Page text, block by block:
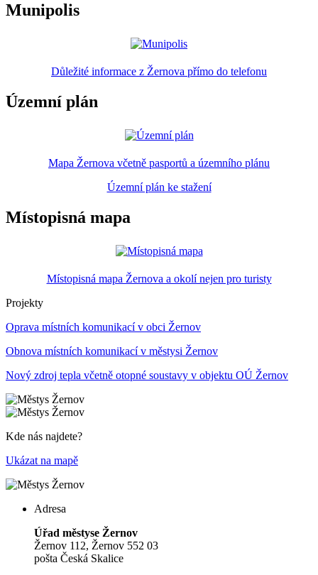
Munipolis
Důležité informace z Žernova přímo do telefonu
Územní plán
Mapa Žernova včetně pasportů a územního plánu
Územní plán ke stažení
Místopisná mapa
Místopisná mapa Žernova a okolí nejen pro turisty
Projekty
Oprava místních komunikací v obci Žernov
Obnova místních komunikací v městysi Žernov
Nový zdroj tepla včetně otopné soustavy v objektu OÚ Žernov
Kde nás najdete?
Ukázat na mapě
Adresa
Úřad městyse Žernov
Žernov 112, Žernov 552 03
pošta Česká Skalice